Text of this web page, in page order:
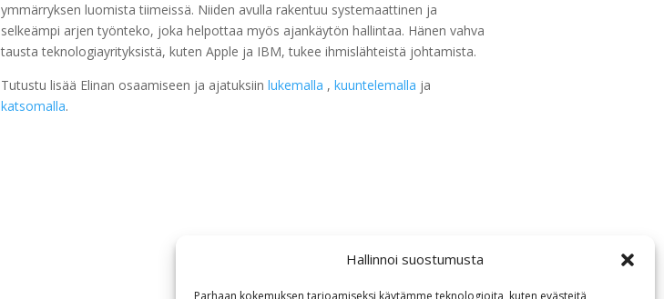
Hallinnoi suostumusta
Parhaan kokemuksen tarjoamiseksi käytämme teknologioita, kuten evästeitä,
ymmärryksen luomista tiimeissä. Niiden avulla rakentuu systemaattinen ja
selkeämpi arjen työnteko, joka helpottaa myös ajankäytön hallintaa. Hänen vahva
tausta teknologiayrityksistä, kuten Apple ja IBM, tukee ihmislähteistä johtamista.
Tutustu lisää Elinan osaamiseen ja ajatuksiinlukemalla ,kuuntelemalla ja
katsomalla.